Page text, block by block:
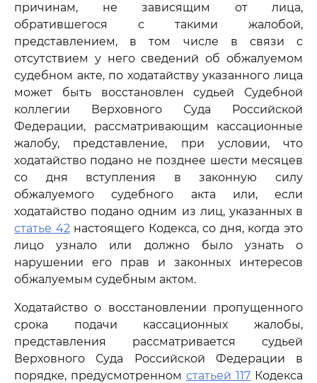
причинам, не зависящим от лица,
обратившегося с такими жалобой,
представлением, в том числе в связи с
отсутствием у него сведений об обжалуемом
судебном акте, по ходатайству указанного лица
может быть восстановлен судьей Судебной
коллегии Верховного Суда Российской
Федерации, рассматривающим кассационные
жалобу, представление, при условии, что
ходатайство подано не позднее шести месяцев
со дня вступления в законную силу
обжалуемого судебного акта или, если
ходатайство подано одним из лиц, указанных в
статье 42настоящего Кодекса, со дня, когда это
лицо узнало или должно было узнать о
нарушении его прав и законных интересов
обжалуемым судебным актом.
Ходатайство о восстановлении пропущенного
срока подачи кассационных жалобы,
представления рассматривается судьей
Верховного Суда Российской Федерации в
порядке, предусмотренном статьей 117 Кодекса